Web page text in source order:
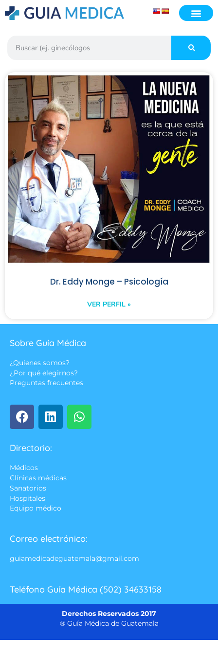
Dr. Eddy Monge – Psicología
VER PERFIL »
Sobre Guía Médica
¿Quienes somos?
¿Por qué elegirnos?
Preguntas frecuentes
Directorio:
Médicos
Clínicas médicas
Sanatorios
Hospitales
Equipo médico
Correo electrónico:
guiamedicadeguatemala@gmail.com
Teléfono Guía Médica (502) 34633158
Derechos Reservados 2017
® Guía Médica de Guatemala